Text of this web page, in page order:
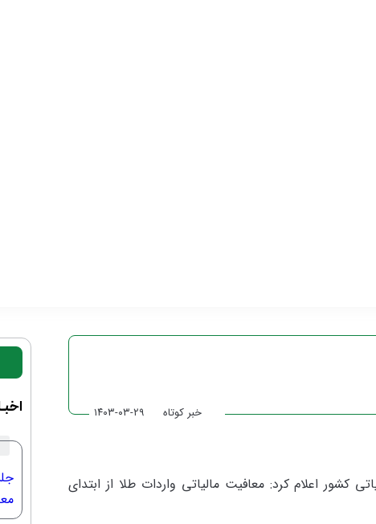
خبر کوتاه ۱۴۰۳-۰۳-۲۹
کشور اعلام کرد: معافیت مالیاتی واردات طلا از ابتدای